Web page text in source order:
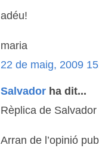
adéu!
maria
22 de maig, 2009
Salvador ha dit...
Rèplica de
Arran de l’opinió